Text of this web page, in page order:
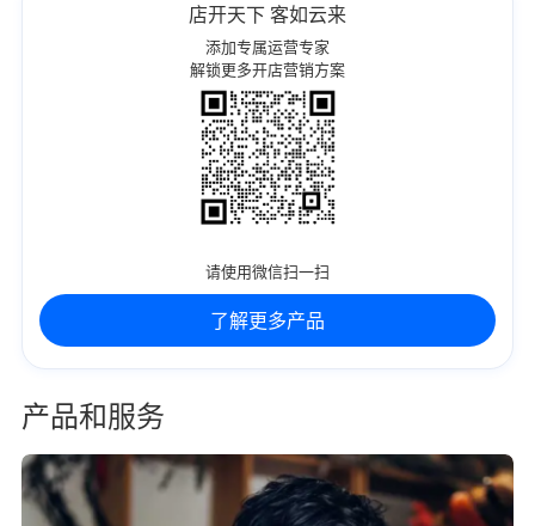
店开天下 客如云来
添加专属运营专家
解锁更多开店营销方案
请使用微信扫一扫
了解更多产品
产品和服务